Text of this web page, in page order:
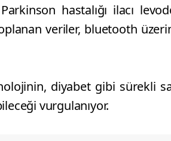
hastalığı ilacı
veriler, bluetooth
diyabet gibi sürekli
vurgulanıyor.